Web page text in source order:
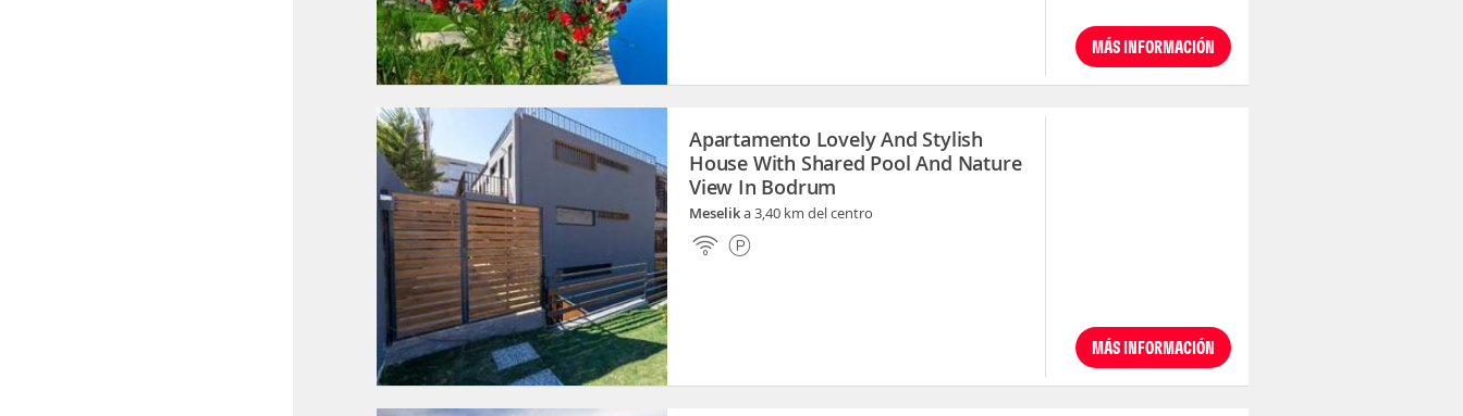
MÁS INFORMACIÓN
Apartamento Lovely And Stylish
House With Shared Pool And Nature
View In Bodrum
Meselika 3,40 km del centro
MÁS INFORMACIÓN